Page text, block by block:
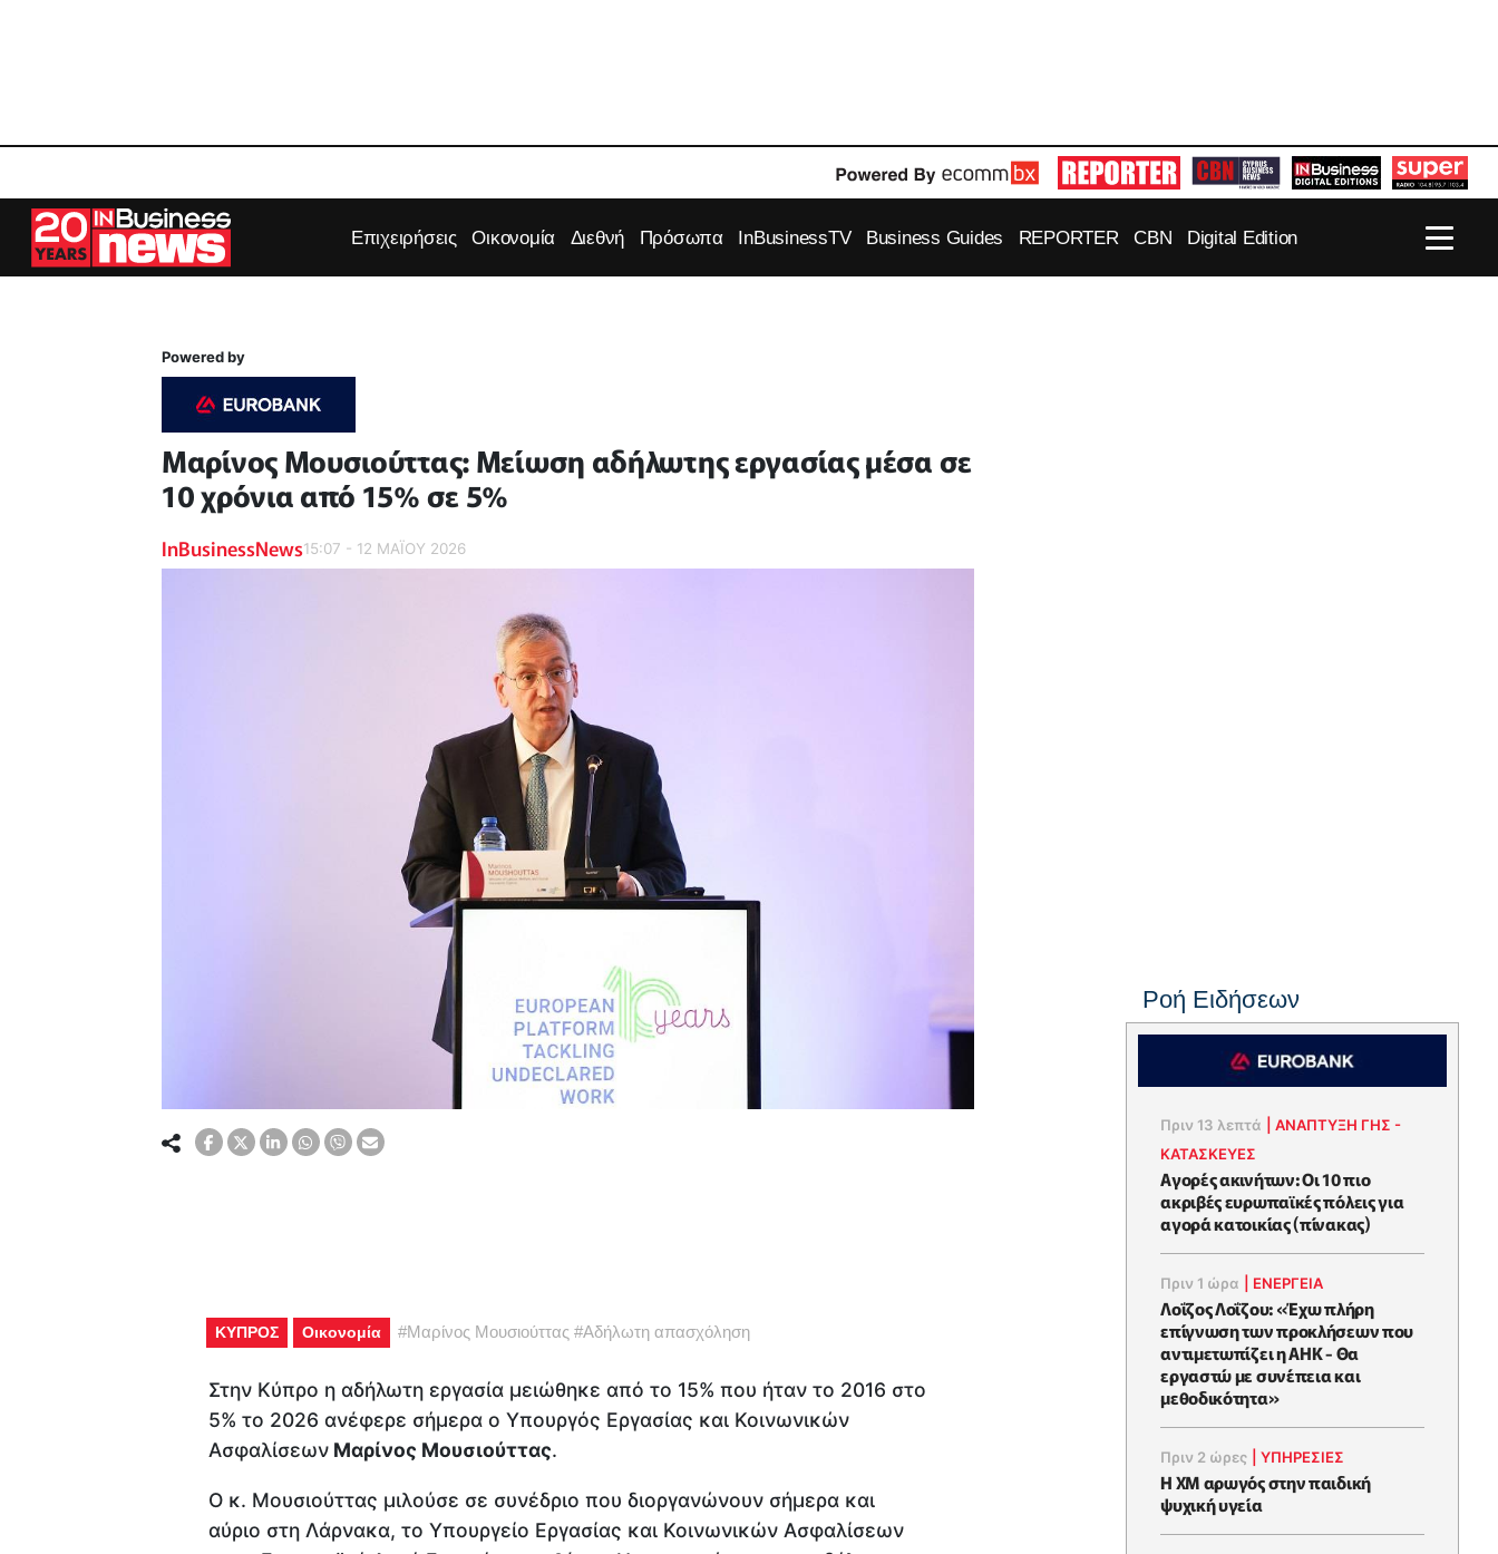
Επιχειρήσεις Οικονομία Διεθνή Πρόσωπα InBusinessTV Business Guides REPORTER CBN Digital Edition
Powered by
Μαρίνος Μουσιούττας: Μείωση αδήλωτης εργασίας μέσα σε
10 χρόνια από 15% σε 5%
InBusinessNews15:07 - 12 ΜΑΪ́ΟΥ 2026
ΚΥΠΡΟΣ Οικονομία #Μαρίνος Μουσιούττας #Αδήλωτη απασχόληση
Στην Κύπρο η αδήλωτη εργασία μειώθηκε από το 15% που ήταν το 2016 στο
5% το 2026 ανέφερε σήμερα ο Υπουργός Εργασίας και Κοινωνικών
Ασφαλίσεων Μαρίνος Μουσιούττας.
Ο κ. Μουσιούττας μιλούσε σε συνέδριο που διοργανώνουν σήμερα και
αύριο στη Λάρνακα, το Υπουργείο Εργασίας και Κοινωνικών Ασφαλίσεων
Ροή Ειδήσεων
Πριν 13 λεπτά |ΑΝΑΠΤΥΞΗ ΓΗΣ -
ΚΑΤΑΣΚΕΥΕΣ
Αγορές ακινήτων: Οι 10 πιο
ακριβές ευρωπαϊκές πόλεις για
αγορά κατοικίας (πίνακας)
Πριν 1 ώρα ΕΝΈΡΓΕΙΑ
Λοΐζος Λοΐζου: «Έχω πλήρη
επίγνωση των προκλήσεων που
αντιμετωπίζει η ΑΗΚ - Θα
εργαστώ με συνέπεια και
μεθοδικότητα»
Πριν 2 ώρες |ΥΠΗΡΕΣΙΕΣ
Η XM αρωγός στην παιδική
ψυχική υγεία